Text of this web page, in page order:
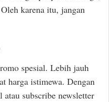
karena itu, jangan
spesial. Lebih jauh
harga istimewa. Dengan
subscribe newsletter